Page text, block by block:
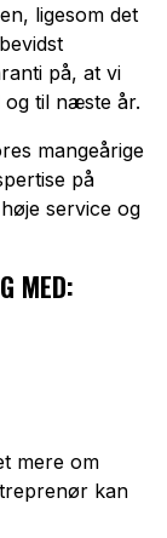
ligesom det
på, at vi
og til næste år.
mangeårige
på
service og
MED:
mere om
kan